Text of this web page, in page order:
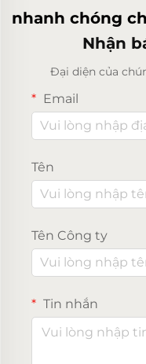
nhanh chóng
Nhận
Đại diện của
Email
Tên
Tên Công ty
Tin nhắn